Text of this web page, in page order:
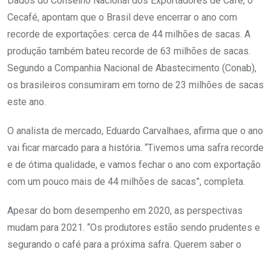
Cecafé, apontam que o Brasil deve encerrar o ano com
recorde de exportações: cerca de 44 milhões de sacas. A
produção também bateu recorde de 63 milhões de sacas.
Segundo a Companhia Nacional de Abastecimento (Conab),
os brasileiros consumiram em torno de 23 milhões de sacas
este ano.
O analista de mercado, Eduardo Carvalhaes, afirma que o ano
vai ficar marcado para a história. “Tivemos uma safra recorde
e de ótima qualidade, e vamos fechar o ano com exportação
com um pouco mais de 44 milhões de sacas”, completa.
Apesar do bom desempenho em 2020, as perspectivas
mudam para 2021. “Os produtores estão sendo prudentes e
segurando o café para a próxima safra. Querem saber o